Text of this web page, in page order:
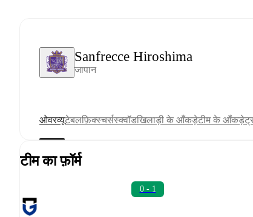
Sanfrecce Hiroshima
जापान
ओवरव्यूटेबलफ़िक्स्चर्सस्क्वॉडखिलाड़ी के आँकड़ेटीम के आँकड़े
टीम का फ़ॉर्म
0 - 1